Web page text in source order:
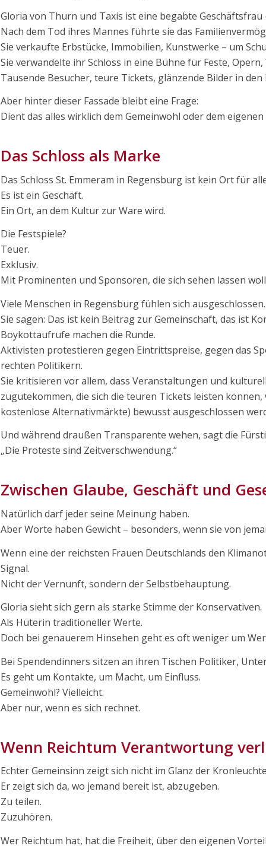
Gloria von Thurn und Taxis ist eine begabte Geschäftsfrau
Nach dem Tod ihres Mannes führte sie das
Sie verkaufte Erbstücke, Immobilien, Kunstwerke – um
Sie verwandelte ihr Schloss in eine Bühne für Feste,
Tausende Besucher, teure Tickets, glänzende Bilder in den
Aber hinter dieser Fassade bleibt eine Frage:
Dient das alles wirklich dem Gemeinwohl oder dem
Das Schloss als Marke
Das Schloss St. Emmeram in Regensburg ist kein Ort für
Es ist ein Geschäft.
Ein Ort, an dem Kultur zur Ware wird.
Die Festspiele?
Teuer.
Exklusiv.
Mit Prominenten und Sponsoren, die sich sehen lassen
Viele Menschen in Regensburg fühlen sich ausgeschlossen.
Sie sagen: Das ist kein Beitrag zur Gemeinschaft, das ist
Boykottaufrufe machen die Runde.
Aktivisten protestieren gegen Eintrittspreise, gegen das
rechten Politikern.
Sie kritisieren vor allem, dass Veranstaltungen und
zugutekommen, die sich die teuren Tickets leisten können,
kostenlose Alternativmärkte) bewusst ausgeschlossen
Und während draußen Transparente wehen, sagt die
„Die Proteste sind Zeitverschwendung.“
Zwischen Glaube, Geschäft und
Natürlich darf jeder seine Meinung haben.
Aber Worte haben Gewicht – besonders, wenn sie von
Wenn eine der reichsten Frauen Deutschlands den
Signal.
Nicht der Vernunft, sondern der Selbstbehauptung.
Gloria sieht sich gern als starke Stimme der Konservativen.
Als Hüterin traditioneller Werte.
Doch bei genauerem Hinsehen geht es oft weniger um
Bei Spendendinners sitzen an ihren Tischen Politiker,
Es geht um Kontakte, um Macht, um Einfluss.
Gemeinwohl? Vielleicht.
Aber nur, wenn es sich rechnet.
Wenn Reichtum Verantwortung
Echter Gemeinsinn zeigt sich nicht im Glanz der
Er zeigt sich da, wo jemand bereit ist, abzugeben.
Zu teilen.
Zuzuhören.
Wer Reichtum hat, hat die Freiheit, über den eigenen